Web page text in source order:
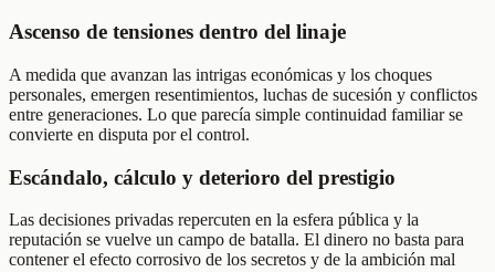
Ascenso de tensiones dentro del linaje
A medida que avanzan las intrigas económicas y los choques
personales, emergen resentimientos, luchas de sucesión y conflictos
entre generaciones. Lo que parecía simple continuidad familiar se
convierte en disputa por el control.
Escándalo, cálculo y deterioro del prestigio
Las decisiones privadas repercuten en la esfera pública y la
reputación se vuelve un campo de batalla. El dinero no basta para
contener el efecto corrosivo de los secretos y de la ambición mal